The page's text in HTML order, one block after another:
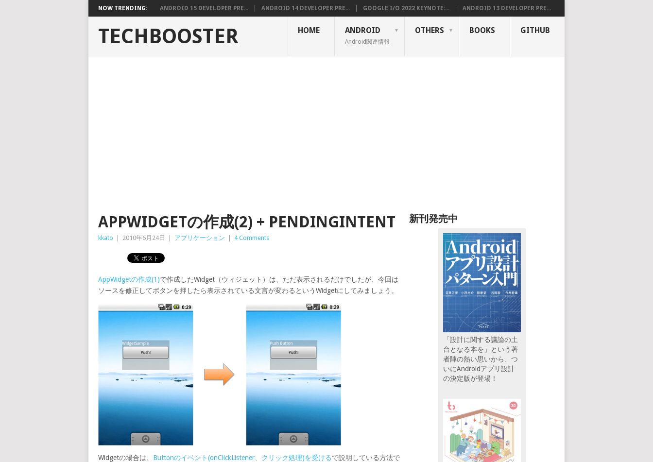
NOW TRENDING: ANDROID 15 DEVELOPER PRE... ANDROID 14 DEVELOPER PRE... GOOGLE I/O 2022 KEYNOTE:... ANDROID 13 DEVELOPER PRE...
TECHBOOSTER HOME ANDROID
Android関連情報
OTHERS BOOKS GITHUB
APPWIDGETの作成(2) + PENDINGINTENT
kkato 2010年6月24日 アプリケーション 4 Comments
AppWidgetの作成(1)で作成したWidget（ウィジェット）は、ただ表示されるだけでしたが、今回は
ソースを修正してボタンを押したら表示されている文言が変わるというWidgetにしてみましょう。
Widgetの場合は、 Buttonのイベント(onClickListener、クリック処理)を受けるで説明している方法で
新刊発売中
「設計に関する議論の土
台となる本を」という著
者陣の熱い思いから、つ
いにAndroidアプリ設計
の決定版が登場！